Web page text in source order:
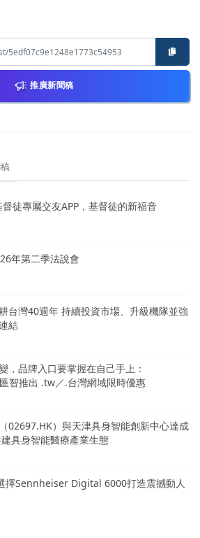
推廣新聞稿
督徒專屬交友APP，基督徒的新福音
年第二季法說會
台灣40週年 持續投資市場、升級機隊並強
結
，品牌入口要掌握在自己手上：
智推出 .tw／.台灣網域限時優惠
02697.HK）與天津具身智能創新中心達成
具身智能醫療產業生態
擇Sennheiser Digital 6000打造震撼動人